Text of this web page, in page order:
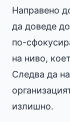
Направено
да доведе
по-
на ниво,
Следва да
излишно.